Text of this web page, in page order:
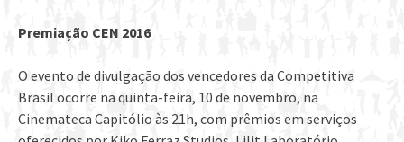
Premiação CEN 2016
O evento de divulgação dos vencedores da Competitiva
Brasil ocorre na quinta-feira, 10 de novembro, na
Cinemateca Capitólio às 21h, com prêmios em serviços